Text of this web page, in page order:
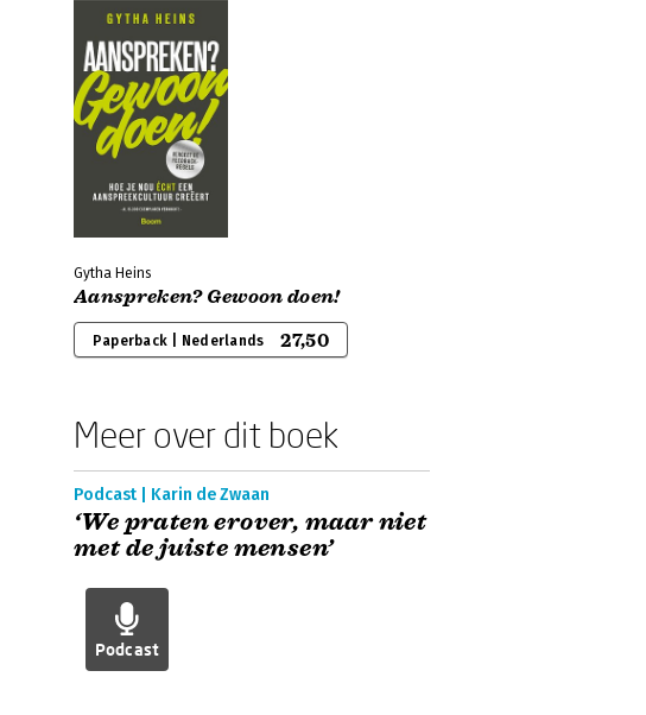
Gytha Heins
Aanspreken? Gewoon doen!
Paperback | Nederlands 27,50
Meer over dit boek
Podcast | Karin de Zwaan
‘We praten erover, maar niet
met de juiste mensen’
Podcast